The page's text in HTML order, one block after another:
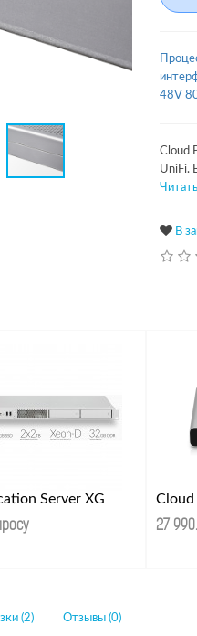
48V
Cloud
UniFi.
В
Server XG
Cloud
27 990.
(2) Отзывы (0)